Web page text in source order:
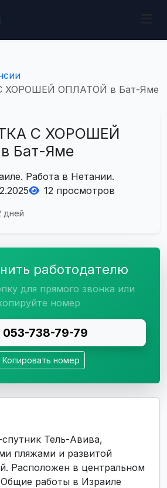
ХОРОШЕЙ ОПЛАТОЙ в Бат-Яме
С ХОРОШЕЙ
Бат-Яме
Работа в Нетании.
12 просмотров
дней
работодателю
для прямого звонка или
номер
053-738-79-79
Копировать номер
Тель-Авива,
пляжами и развитой
Расположен в центральном
Общие работы в Израиле